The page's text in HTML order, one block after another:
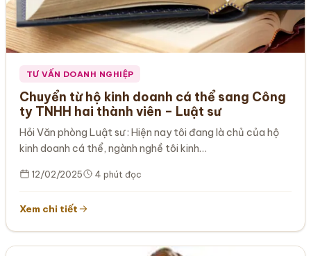
TƯ VẤN DOANH NGHIỆP
Chuyển từ hộ kinh doanh cá thể sang Công
ty TNHH hai thành viên – Luật sư
Hỏi Văn phòng Luật sư : Hiện nay tôi đang là chủ của hộ
kinh doanh cá thể, ngành nghề tôi kinh…
12/02/2025 4 phút đọc
Xem chi tiết